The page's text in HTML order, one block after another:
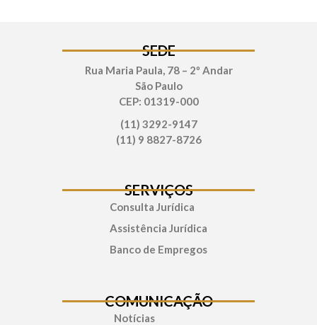
SEDE
Rua Maria Paula, 78 – 2º Andar
São Paulo
CEP: 01319-000
(11) 3292-9147
(11) 9 8827-8726
SERVIÇOS
Consulta Jurídica
Assistência Jurídica
Banco de Empregos
COMUNICAÇÃO
Notícias